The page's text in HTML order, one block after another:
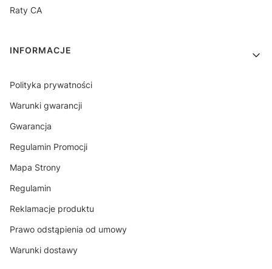
Raty CA
INFORMACJE
Polityka prywatności
Warunki gwarancji
Gwarancja
Regulamin Promocji
Mapa Strony
Regulamin
Reklamacje produktu
Prawo odstąpienia od umowy
Warunki dostawy